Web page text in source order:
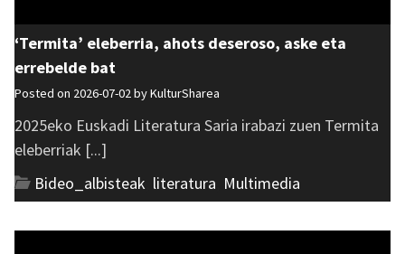
‘Termita’ eleberria, ahots deseroso, aske eta
errebelde bat
Posted on 2026-07-02 byKulturSharea
2025eko Euskadi Literatura Saria irabazi zuen Termita
eleberriak [...]
Bideo_albisteak literatura Multimedia